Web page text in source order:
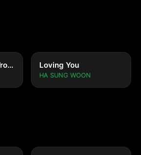
Something Feels Wrong Loving You
HA SUNG WOON